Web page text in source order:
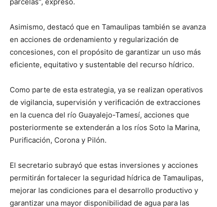
Asimismo, destacó que en Tamaulipas también se avanza
en acciones de ordenamiento y regularización de
concesiones, con el propósito de garantizar un uso más
eficiente, equitativo y sustentable del recurso hídrico.
Como parte de esta estrategia, ya se realizan operativos
de vigilancia, supervisión y verificación de extracciones
en la cuenca del río Guayalejo-Tamesí, acciones que
posteriormente se extenderán a los ríos Soto la Marina,
Purificación, Corona y Pilón.
El secretario subrayó que estas inversiones y acciones
permitirán fortalecer la seguridad hídrica de Tamaulipas,
mejorar las condiciones para el desarrollo productivo y
garantizar una mayor disponibilidad de agua para las